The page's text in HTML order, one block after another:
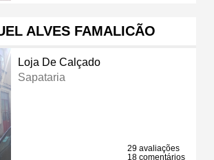
ALVES FAMALICÃO
Loja De Calçado
Sapataria
29 avaliações
18 comentários